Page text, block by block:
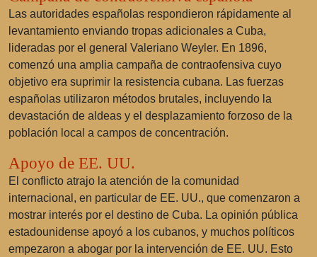
Las autoridades españolas respondieron rápidamente al
levantamiento enviando tropas adicionales a Cuba,
lideradas por el general Valeriano Weyler. En 1896,
comenzó una amplia campaña de contraofensiva cuyo
objetivo era suprimir la resistencia cubana. Las fuerzas
españolas utilizaron métodos brutales, incluyendo la
devastación de aldeas y el desplazamiento forzoso de la
población local a campos de concentración.
Apoyo de EE. UU.
El conflicto atrajo la atención de la comunidad
internacional, en particular de EE. UU., que comenzaron a
mostrar interés por el destino de Cuba. La opinión pública
estadounidense apoyó a los cubanos, y muchos políticos
empezaron a abogar por la intervención de EE. UU. Esto